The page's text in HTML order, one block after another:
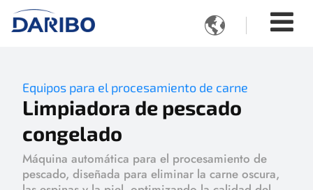

Equipos para el procesamiento de carne
Limpiadora de pescado
congelado
Máquina automática para el procesamiento de
pescado, diseñada para eliminar la carne oscura,